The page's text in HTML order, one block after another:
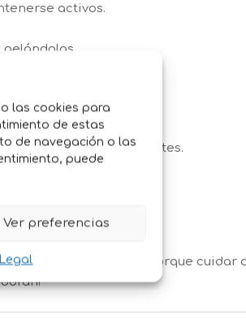
las cookies para
de estas
de navegación o las
puede
Ver preferencias
activos.
suaves y radiantes.
de frío o cría.
y llenos de vida.
Porque cuidar